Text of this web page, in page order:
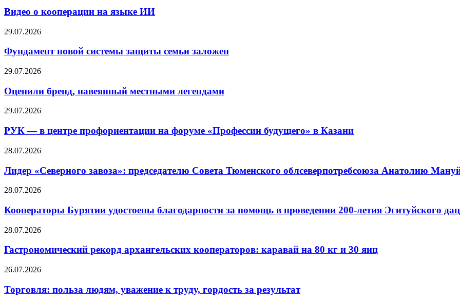
Видео о кооперации на языке ИИ
29.07.2026
Фундамент новой системы защиты семьи заложен
29.07.2026
Оценили бренд, навеянный местными легендами
29.07.2026
РУК — в центре профориентации на форуме «Профессии будущего» в Казани
28.07.2026
Лидер «Северного завоза»: председателю Совета Тюменского облсеверпотребсоюза Анатолию
28.07.2026
Кооператоры Бурятии удостоены благодарности за помощь в проведении 200-летия Эгитуйского
28.07.2026
Гастрономический рекорд архангельских кооператоров: каравай на 80 кг и 30 яиц
26.07.2026
Торговля: польза людям, уважение к труду, гордость за результат